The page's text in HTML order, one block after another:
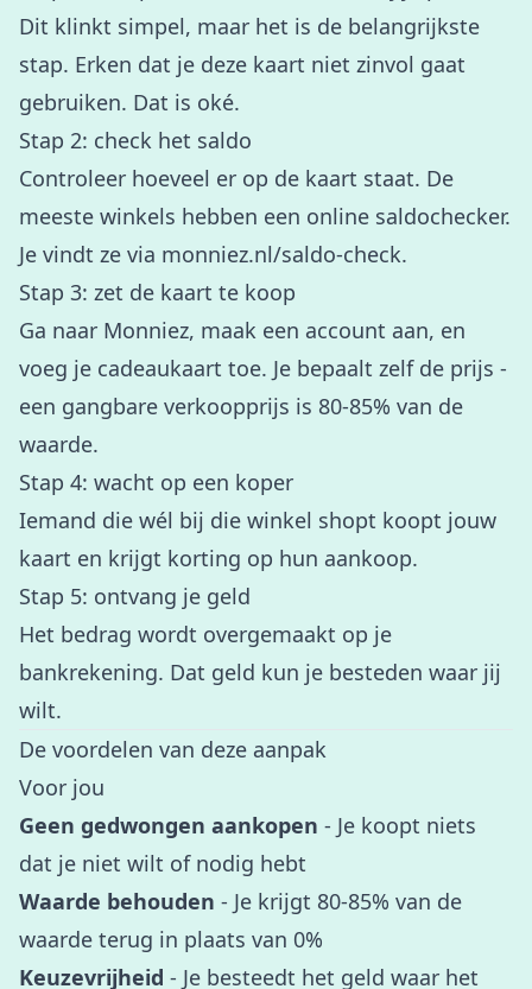
Dit klinkt simpel, maar het is de belangrijkste
stap. Erken dat je deze kaart niet zinvol gaat
gebruiken. Dat is oké.
Stap 2: check het saldo
Controleer hoeveel er op de kaart staat. De
meeste winkels hebben een online saldochecker.
Je vindt ze via monniez.nl/saldo-check.
Stap 3: zet de kaart te koop
Ga naar Monniez, maak een account aan, en
voeg je cadeaukaart toe. Je bepaalt zelf de prijs -
een gangbare verkoopprijs is 80-85% van de
waarde.
Stap 4: wacht op een koper
Iemand die wél bij die winkel shopt koopt jouw
kaart en krijgt korting op hun aankoop.
Stap 5: ontvang je geld
Het bedrag wordt overgemaakt op je
bankrekening. Dat geld kun je besteden waar jij
wilt.
De voordelen van deze aanpak
Voor jou
Geen gedwongen aankopen - Je koopt niets
dat je niet wilt of nodig hebt
Waarde behouden - Je krijgt 80-85% van de
waarde terug in plaats van 0%
Keuzevrijheid - Je besteedt het geld waar het